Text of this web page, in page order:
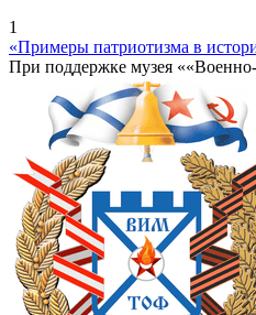
1
«Примеры патриотизма в
При поддержке музея